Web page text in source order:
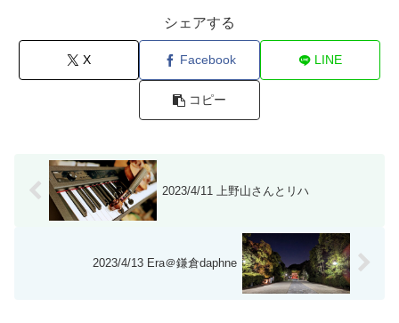
シェアする
X Facebook LINE
コピー
2023/4/11 上野山さんとリハ
2023/4/13 Era＠鎌倉daphne